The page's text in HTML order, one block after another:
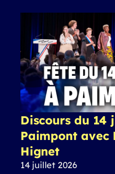
Discours du 14
Paimpont avec
Hignet
14 juillet 2026